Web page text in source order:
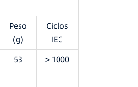
Peso
(g)
Ciclos
IEC
53 > 1000